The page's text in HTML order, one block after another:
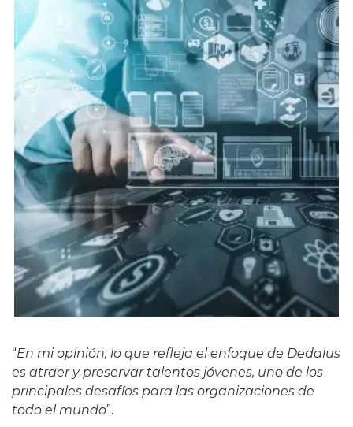
“En mi opinión, lo que refleja el enfoque de Dedalus
es atraer y preservar talentos jóvenes, uno de los
principales desafíos para las organizaciones de
todo el mundo”.